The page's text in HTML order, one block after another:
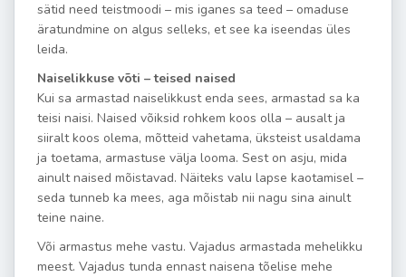
sätid need teistmoodi – mis iganes sa teed – omaduse
äratundmine on algus selleks, et see ka iseendas üles
leida.
Naiselikkuse võti – teised naised
Kui sa armastad naiselikkust enda sees, armastad sa ka
teisi naisi. Naised võiksid rohkem koos olla – ausalt ja
siiralt koos olema, mõtteid vahetama, üksteist usaldama
ja toetama, armastuse välja looma. Sest on asju, mida
ainult naised mõistavad. Näiteks valu lapse kaotamisel –
seda tunneb ka mees, aga mõistab nii nagu sina ainult
teine naine.
Või armastus mehe vastu. Vajadus armastada mehelikku
meest. Vajadus tunda ennast naisena tõelise mehe